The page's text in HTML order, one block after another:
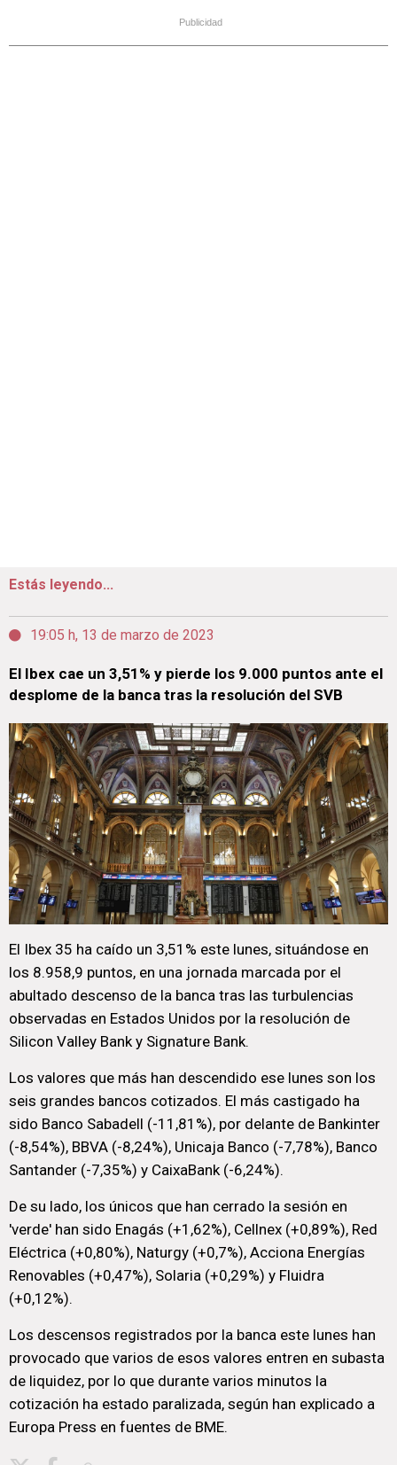
Publicidad
Estás leyendo...
19:05 h, 13 de marzo de 2023
El Ibex cae un 3,51% y pierde los 9.000 puntos ante el
desplome de la banca tras la resolución del SVB
El Ibex 35 ha caído un 3,51% este lunes, situándose en
los 8.958,9 puntos, en una jornada marcada por el
abultado descenso de la banca tras las turbulencias
observadas en Estados Unidos por la resolución de
Silicon Valley Bank y Signature Bank.
Los valores que más han descendido ese lunes son los
seis grandes bancos cotizados. El más castigado ha
sido Banco Sabadell (-11,81%), por delante de Bankinter
(-8,54%), BBVA (-8,24%), Unicaja Banco (-7,78%), Banco
Santander (-7,35%) y CaixaBank (-6,24%).
De su lado, los únicos que han cerrado la sesión en
'verde' han sido Enagás (+1,62%), Cellnex (+0,89%), Red
Eléctrica (+0,80%), Naturgy (+0,7%), Acciona Energías
Renovables (+0,47%), Solaria (+0,29%) y Fluidra
(+0,12%).
Los descensos registrados por la banca este lunes han
provocado que varios de esos valores entren en subasta
de liquidez, por lo que durante varios minutos la
cotización ha estado paralizada, según han explicado a
Europa Press en fuentes de BME.